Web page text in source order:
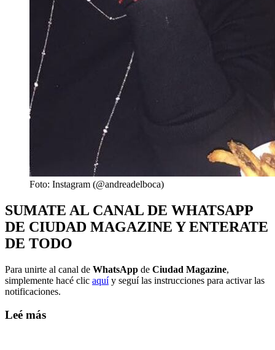
Foto: Instagram (@andreadelboca)
SUMATE AL CANAL DE WHATSAPP
DE CIUDAD MAGAZINE Y ENTERATE
DE TODO
Para unirte al canal de WhatsApp de Ciudad Magazine,
simplemente hacé clic aquíy seguí las instrucciones para activar las
notificaciones.
Leé más